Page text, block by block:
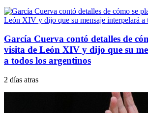
García Cuerva contó detalles de
visita de León XIV y dijo que su
a todos los argentinos
2 días atras